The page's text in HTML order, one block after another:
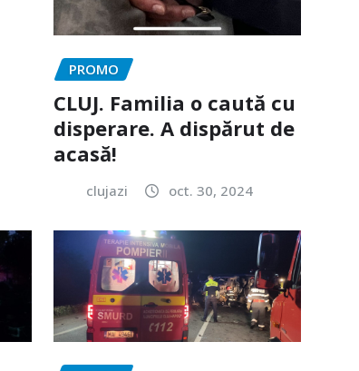
PROMO
CLUJ. Familia o caută cu
disperare. A dispărut de
acasă!
clujazi oct. 30, 2024